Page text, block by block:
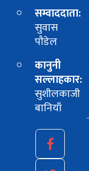
सम्वाददाता:
सुवास
पाैडेल
कानुनी
सल्लाहकार:
सुशीलकाजी
बानियाँ